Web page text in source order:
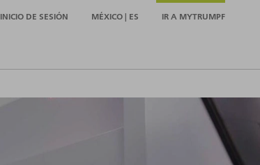
INICIO DE SESIÓN MÉXICO | ES IR A MYTRUMPF